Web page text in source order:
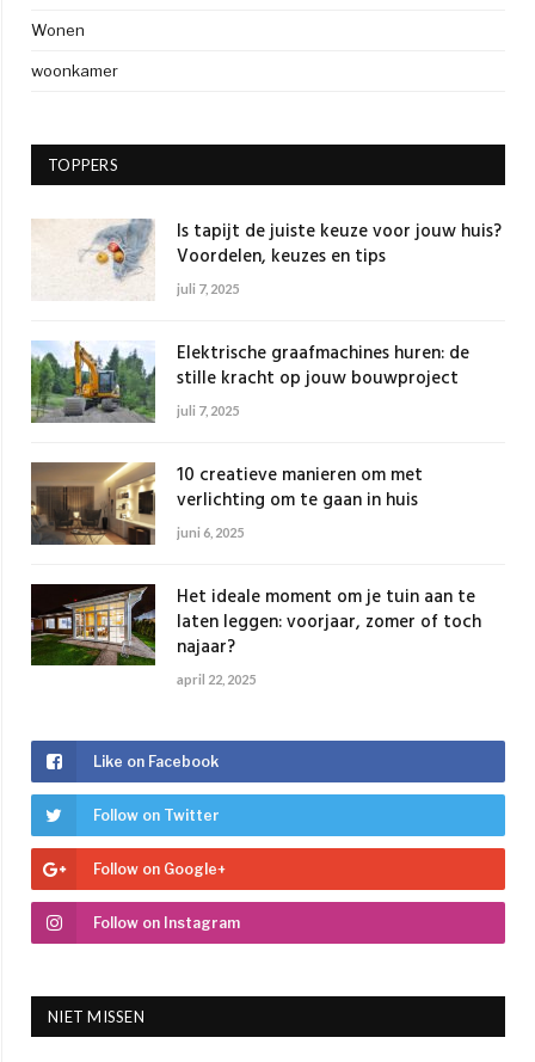
Wonen
woonkamer
TOPPERS
Is tapijt de juiste keuze voor jouw huis?
Voordelen, keuzes en tips
juli 7, 2025
Elektrische graafmachines huren: de
stille kracht op jouw bouwproject
juli 7, 2025
10 creatieve manieren om met
verlichting om te gaan in huis
juni 6, 2025
Het ideale moment om je tuin aan te
laten leggen: voorjaar, zomer of toch
najaar?
april 22, 2025
Like on Facebook
Follow on Twitter
Follow on Google+
Follow on Instagram
NIET MISSEN